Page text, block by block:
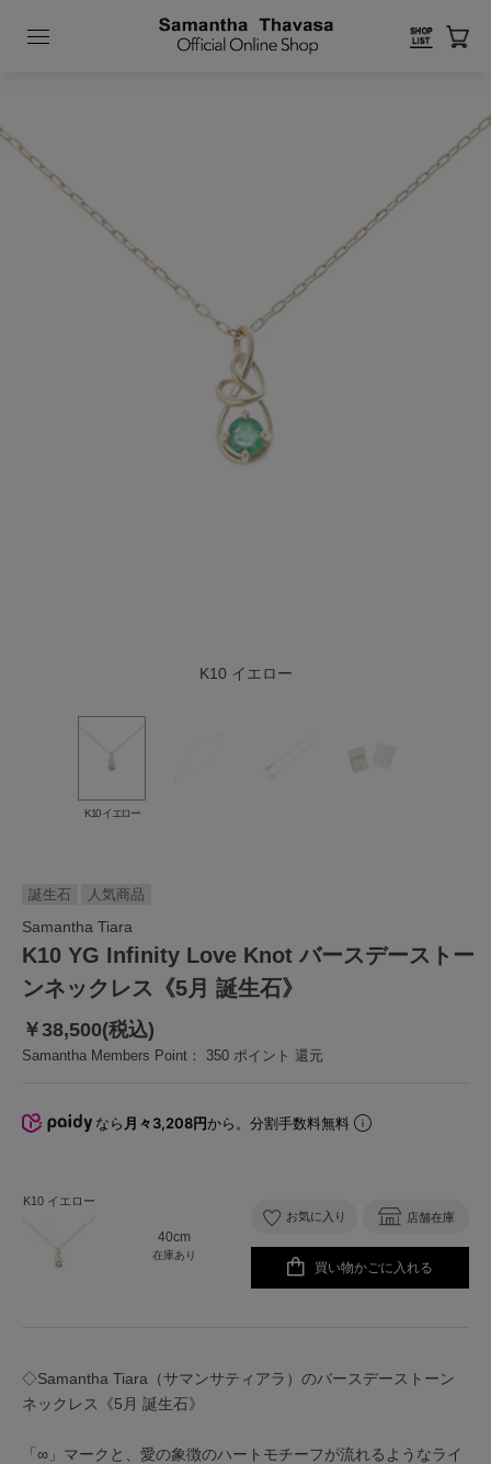
K10 イエロー
K10 イエロー
Samantha Tiara
K10 YG Infinity Love Knot バースデーストー
ンネックレス《5月 誕生石》
誕生石 人気商品
￥38,500(税込)
Samantha Members Point： 350 ポイント 還元
なら 月々3,208円から。分割手数料無料
K10 イエロー
40cm
在庫あり
お気に入り 店舗在庫
買い物かごに入れる
◇Samantha Tiara（サマンサティアラ）のバースデーストーン
ネックレス《5月 誕生石》
「∞」マークと、愛の象徴のハートモチーフが流れるようなライ